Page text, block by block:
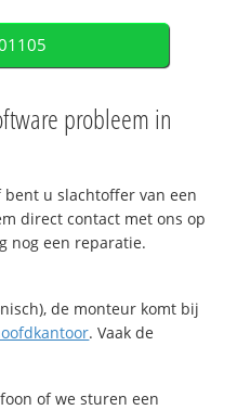
probleem in
u slachtoffer van een
direct contact met ons op
nog een reparatie.
de monteur komt bij
. Vaak de
of we sturen een